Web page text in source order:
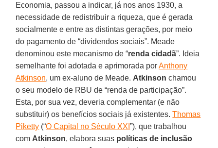
Economia, passou a indicar, já nos anos 1930, a
necessidade de redistribuir a riqueza, que é gerada
socialmente e entre as distintas gerações, por meio
do pagamento de “dividendos sociais”. Meade
denominou este mecanismo de “renda cidadã”. Ideia
semelhante foi adotada e aprimorada porAnthony
Atkinson, um ex-aluno de Meade. Atkinson chamou
o seu modelo de RBU de “renda de participação”.
Esta, por sua vez, deveria complementar (e não
substituir) os benefícios sociais já existentes.Thomas
Piketty (“O Capital no Século XXI”), que trabalhou
com Atkinson, elabora suas políticas de inclusão